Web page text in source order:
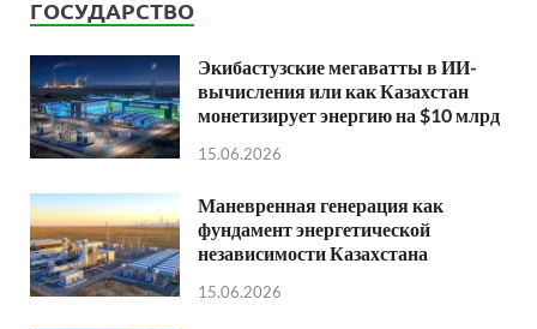
ГОСУДАРСТВО
Экибастузские мегаватты в ИИ-
вычисления или как Казахстан
монетизирует энергию на $10 млрд
15.06.2026
Маневренная генерация как
фундамент энергетической
независимости Казахстана
15.06.2026